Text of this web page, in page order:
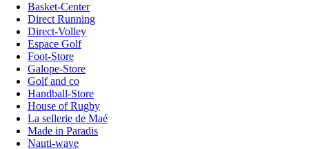
Basket-Center
Direct Running
Direct-Volley
Espace Golf
Foot-Store
Galope-Store
Golf and co
Handball-Store
House of Rugby
La sellerie de Maé
Made in Paradis
Nauti-wave